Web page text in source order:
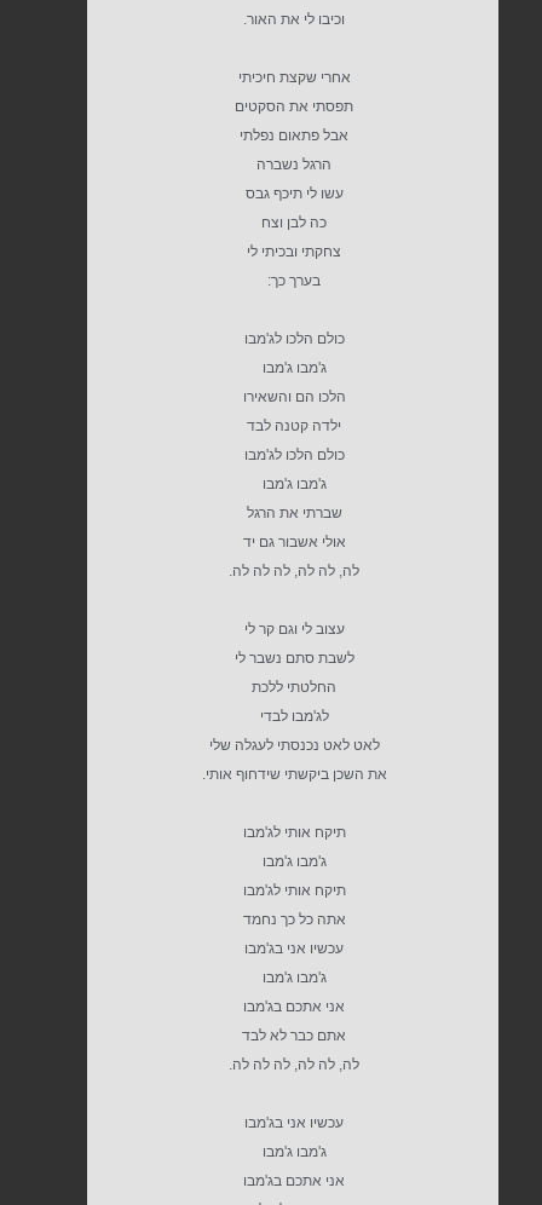
וכיבו לי את האור.
אחרי שקצת חיכיתי
תפסתי את הסקטים
אבל פתאום נפלתי
הרגל נשברה
עשו לי תיכף גבס
כה לבן וצח
צחקתי ובכיתי לי
בערך כך:
כולם הלכו לג'מבו
ג'מבו ג'מבו
הלכו הם והשאירו
ילדה קטנה לבד
כולם הלכו לג'מבו
ג'מבו ג'מבו
שברתי את הרגל
אולי אשבור גם יד
לה, לה לה, לה לה לה.
עצוב לי וגם קר לי
לשבת סתם נשבר לי
החלטתי ללכת
לג'מבו לבדי
לאט לאט נכנסתי לעגלה שלי
את השכן ביקשתי שידחוף אותי.
תיקח אותי לג'מבו
ג'מבו ג'מבו
תיקח אותי לג'מבו
אתה כל כך נחמד
עכשיו אני בג'מבו
ג'מבו ג'מבו
אני אתכם בג'מבו
אתם כבר לא לבד
לה, לה לה, לה לה לה.
עכשיו אני בג'מבו
ג'מבו ג'מבו
אני אתכם בג'מבו